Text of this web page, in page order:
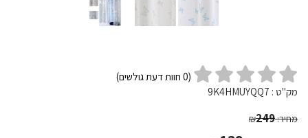
(
0 חוות דעת גולשים)
מק"ט : 9K4HMUYQQ7
מחיר: ₪249